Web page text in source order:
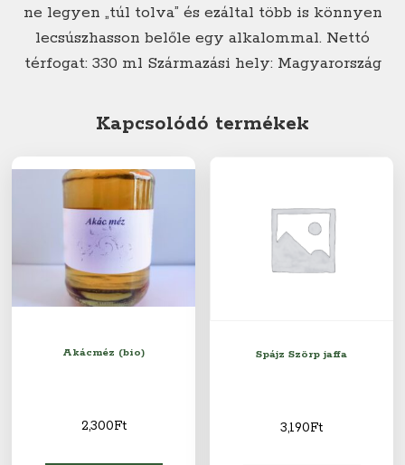
ne legyen „túl tolva” és ezáltal több is könnyen
lecsúszhasson belőle egy alkalommal. Nettó
térfogat: 330 ml Származási hely: Magyarország
Kapcsolódó termékek
Akácméz (bio)
2,300Ft
Spájz Szörp jaffa
3,190Ft